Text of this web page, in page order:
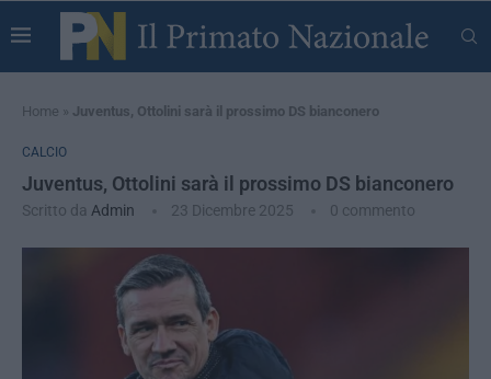
Home » Juventus, Ottolini sarà il prossimo DS bianconero
CALCIO
Juventus, Ottolini sarà il prossimo DS bianconero
Scritto da Admin 23 Dicembre 2025 0 commento